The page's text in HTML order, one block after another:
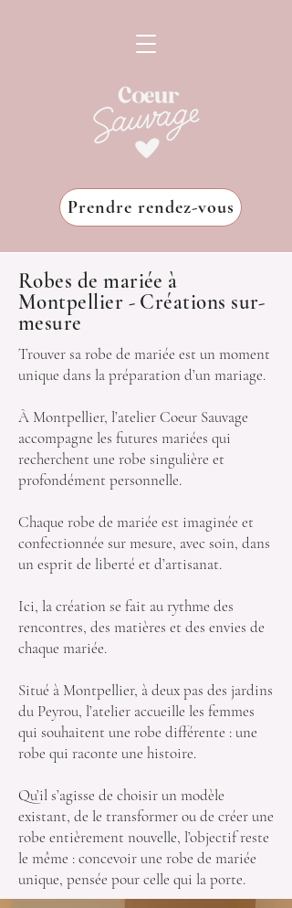
Prendre rendez-vous
Robes de mariée à
Montpellier - Créations sur-
mesure
Trouver sa robe de mariée est un moment
unique dans la préparation d’un mariage.
À Montpellier, l’atelier Coeur Sauvage
accompagne les futures mariées qui
recherchent une robe singulière et
profondément personnelle.
Chaque robe de mariée est imaginée et
confectionnée sur mesure, avec soin, dans
un esprit de liberté et d’artisanat.
Ici, la création se fait au rythme des
rencontres, des matières et des envies de
chaque mariée.
Situé à Montpellier, à deux pas des jardins
du Peyrou, l’atelier accueille les femmes
qui souhaitent une robe différente : une
robe qui raconte une histoire.
Qu’il s’agisse de choisir un modèle
existant, de le transformer ou de créer une
robe entièrement nouvelle, l’objectif reste
le même : concevoir une robe de mariée
unique, pensée pour celle qui la porte.